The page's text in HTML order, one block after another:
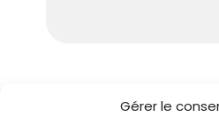
Gérer le